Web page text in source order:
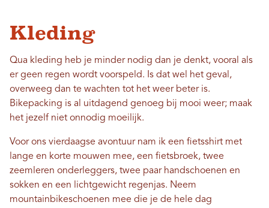
Kleding
Qua kleding heb je minder nodig dan je denkt, vooral als
er geen regen wordt voorspeld. Is dat wel het geval,
overweeg dan te wachten tot het weer beter is.
Bikepacking is al uitdagend genoeg bij mooi weer; maak
het jezelf niet onnodig moeilijk.
Voor ons vierdaagse avontuur nam ik een fietsshirt met
lange en korte mouwen mee, een fietsbroek, twee
zeemleren onderleggers, twee paar handschoenen en
sokken en een lichtgewicht regenjas. Neem
mountainbikeschoenen mee die je de hele dag